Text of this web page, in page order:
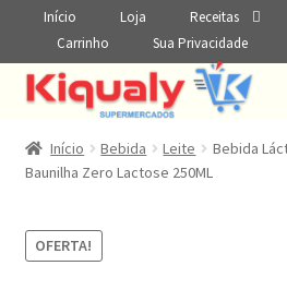
Início Loja Receitas
Carrinho
Sua Privacidade
Início Bebida Leite
Bebida
Baunilha Zero Lactose 250ML
OFERTA!